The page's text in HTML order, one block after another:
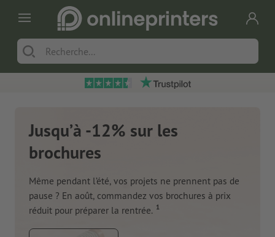
Jusqu’à -12% sur les
brochures
Même pendant l’été, vos projets ne prennent pas de
pause ? En août, commandez vos brochures à prix
réduit pour préparer la rentrée. 1